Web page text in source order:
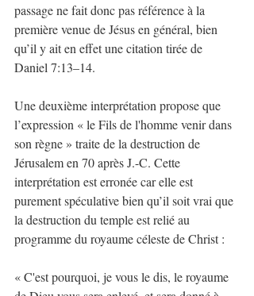
passage ne fait donc pas référence à la
première venue de Jésus en général, bien
qu’il y ait en effet une citation tirée de
Daniel 7:13–14.
Une deuxième interprétation propose que
l’expression « le Fils de l'homme venir dans
son règne » traite de la destruction de
Jérusalem en 70 après J.-C. Cette
interprétation est erronée car elle est
purement spéculative bien qu’il soit vrai que
la destruction du temple est relié au
programme du royaume céleste de Christ :
« C'est pourquoi, je vous le dis, le royaume